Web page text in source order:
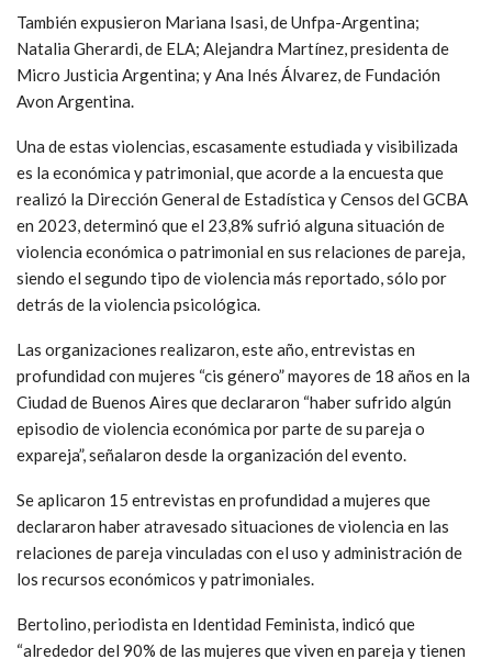
También expusieron Mariana Isasi, de Unfpa-Argentina;
Natalia Gherardi, de ELA; Alejandra Martínez, presidenta de
Micro Justicia Argentina; y Ana Inés Álvarez, de Fundación
Avon Argentina.
Una de estas violencias, escasamente estudiada y visibilizada
es la económica y patrimonial, que acorde a la encuesta que
realizó la Dirección General de Estadística y Censos del GCBA
en 2023, determinó que el 23,8% sufrió alguna situación de
violencia económica o patrimonial en sus relaciones de pareja,
siendo el segundo tipo de violencia más reportado, sólo por
detrás de la violencia psicológica.
Las organizaciones realizaron, este año, entrevistas en
profundidad con mujeres “cis género” mayores de 18 años en la
Ciudad de Buenos Aires que declararon “haber sufrido algún
episodio de violencia económica por parte de su pareja o
expareja”, señalaron desde la organización del evento.
Se aplicaron 15 entrevistas en profundidad a mujeres que
declararon haber atravesado situaciones de violencia en las
relaciones de pareja vinculadas con el uso y administración de
los recursos económicos y patrimoniales.
Bertolino, periodista en Identidad Feminista, indicó que
“alrededor del 90% de las mujeres que viven en pareja y tienen